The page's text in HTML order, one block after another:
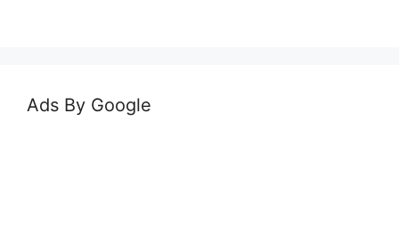
Ads By Google